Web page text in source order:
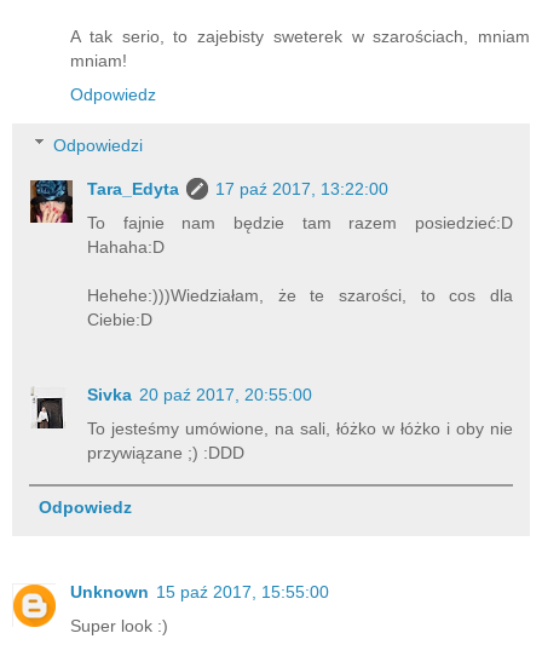
A tak serio, to zajebisty sweterek w szarościach, mniam
mniam!
Odpowiedz
Odpowiedzi
Tara_Edyta
17 paź 2017, 13:22:00
To fajnie nam będzie tam razem posiedzieć:D
Hahaha:D
Hehehe:)))Wiedziałam, że te szarości, to cos dla
Ciebie:D
Sivka 20 paź 2017, 20:55:00
To jesteśmy umówione, na sali, łóżko w łóżko i oby nie
przywiązane ;) :DDD
Odpowiedz
Unknown 15 paź 2017, 15:55:00
Super look :)